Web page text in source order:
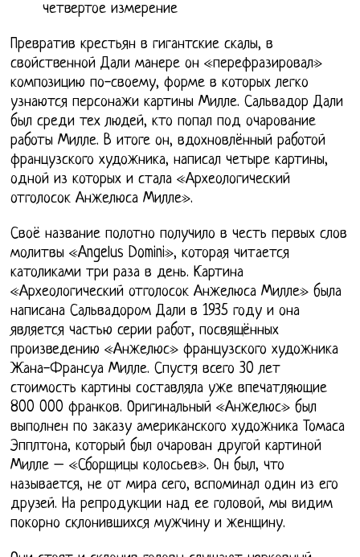
четвертое измерение
Превратив крестьян в гигантские скалы, в
свойственной Дали манере он «перефразировал»
композицию по-своему, форме в которых легко
узнаются персонажи картины Милле. Сальвадор Дали
был среди тех людей, кто попал под очарование
работы Милле. В итоге он, вдохновлённый работой
французского художника, написал четыре картины,
одной из которых и стала «Археологический
отголосок Анжелюса Милле».
Своё название полотно получило в честь первых слов
молитвы «Angelus Domini», которая читается
католиками три раза в день. Картина
«Археологический отголосок Анжелюса Милле» была
написана Сальвадором Дали в 1935 году и она
является частью серии работ, посвящённых
произведению «Анжелюс» французского художника
Жана-Франсуа Милле. Спустя всего 30 лет
стоимость картины составляла уже впечатляющие
800 000 франков. Оригинальный «Анжелюс» был
выполнен по заказу американского художника Томаса
Эпплтона, который был очарован другой картиной
Милле – «Сборщицы колосьев». Он был, что
называется, не от мира сего, вспоминал один из его
друзей. На репродукции над ее головой, мы видим
покорно склонившихся мужчину и женщину.